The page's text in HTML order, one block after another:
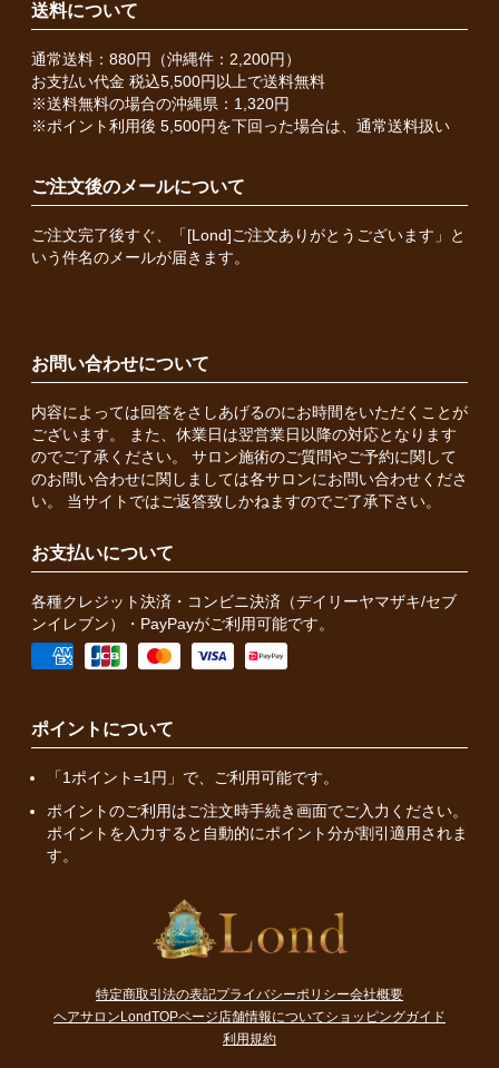
送料について
通常送料：880円（沖縄件：2,200円）
お支払い代金 税込5,500円以上で送料無料
※送料無料の場合の沖縄県：1,320円
※ポイント利用後 5,500円を下回った場合は、通常送料扱い
ご注文後のメールについて
ご注文完了後すぐ、「[Lond]ご注文ありがとうございます」と
いう件名のメールが届きます。
お問い合わせについて
内容によっては回答をさしあげるのにお時間をいただくことが
ございます。 また、休業日は翌営業日以降の対応となります
のでご了承ください。 サロン施術のご質問やご予約に関して
のお問い合わせに関しましては各サロンにお問い合わせくださ
い。 当サイトではご返答致しかねますのでご了承下さい。
お支払いについて
各種クレジット決済・コンビニ決済（デイリーヤマザキ/セブ
ンイレブン）・PayPayがご利用可能です。
ポイントについて
「1ポイント=1円」で、ご利用可能です。
ポイントのご利用はご注文時手続き画面でご入力ください。
ポイントを入力すると自動的にポイント分が割引適用されま
す。
特定商取引法の表記プライバシーポリシー会社概要
ヘアサロンLondTOPページ店舗情報についてショッピングガイド
利用規約